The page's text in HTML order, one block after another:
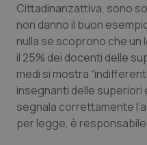
Salute orale &
Sangue &
Tiroide
Tumore al seno
Cittadinanzattiva, sono
non danno il buon
nulla se scoprono che un
il 25% dei docenti delle
medi si mostra
insegnanti delle superiori
segnala correttamente
per legge, è